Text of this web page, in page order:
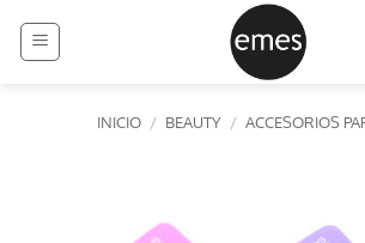
INICIO / BEAUTY / ACCESORIOS